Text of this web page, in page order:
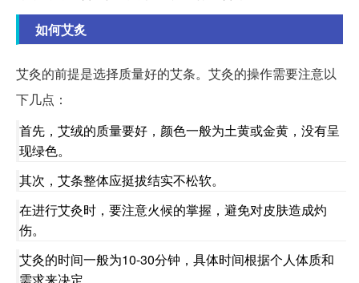
如何艾炙
艾灸的前提是选择质量好的艾条。艾灸的操作需要注意以
下几点：
首先，艾绒的质量要好，颜色一般为土黄或金黄，没有呈
现绿色。
其次，艾条整体应挺拔结实不松软。
在进行艾灸时，要注意火候的掌握，避免对皮肤造成灼
伤。
艾灸的时间一般为10-30分钟，具体时间根据个人体质和
需求来决定。